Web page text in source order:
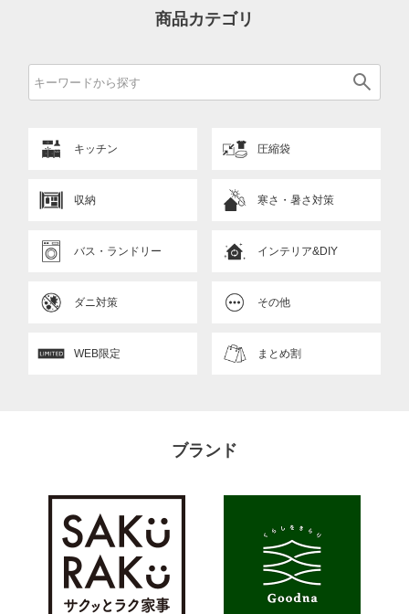
商品カテゴリ
キッチン 圧縮袋
収納 寒さ・暑さ対策
バス・ランドリー インテリア&DIY
ダニ対策 その他
WEB限定 まとめ割
ブランド